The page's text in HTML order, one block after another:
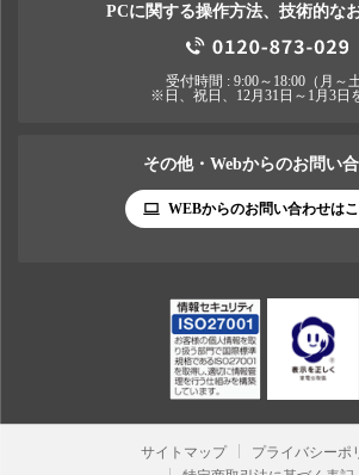
PCに関する操作方法、技術的な
受付時間 : 9:00～18:00（月～土
※日、祝日、12月31日～1月3日
その他・Webからのお問い
WEBからのお問い合わせは
サイトマップ
プライバシーポ